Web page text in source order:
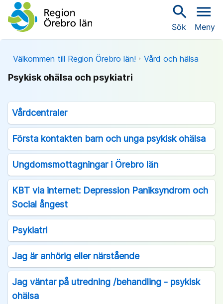
search
Sök
menu
Meny
Välkommen till Region Örebro län! Vård och hälsa
Psykisk ohälsa och psykiatri
Vårdcentraler
Första kontakten barn och unga psykisk ohälsa
Ungdomsmottagningar i Örebro län
KBT via internet: Depression Paniksyndrom och
Social ångest
Psykiatri
Jag är anhörig eller närstående
Jag väntar på utredning /behandling - psykisk
ohälsa